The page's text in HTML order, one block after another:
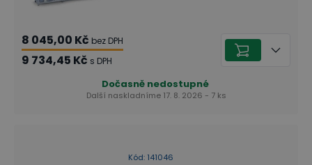
8 045,00 Kč bez DPH
9 734,45 Kč s DPH
Dočasně nedostupné
Další naskladníme 17. 8. 2026 - 7 ks
Kód: 141046